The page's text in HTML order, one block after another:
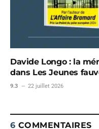
Davide Longo : la
dans Les Jeunes
9.3 22 juillet 2026
6 COMMENTAIRES